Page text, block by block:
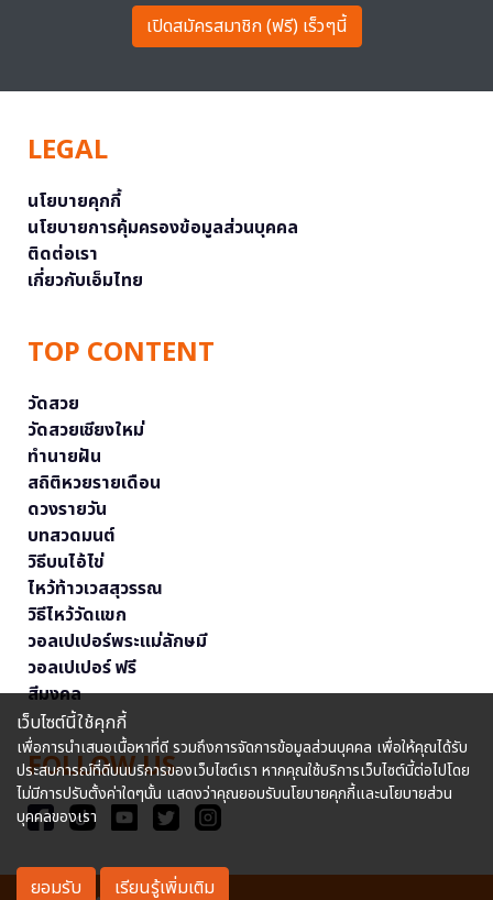
เปิดสมัครสมาชิก (ฟรี) เร็วๆนี้
LEGAL
นโยบายคุกกี้
นโยบายการคุ้มครองข้อมูลส่วนบุคคล
ติดต่อเรา
เกี่ยวกับเอ็มไทย
TOP CONTENT
วัดสวย
วัดสวยเชียงใหม่
ทำนายฝัน
สถิติหวยรายเดือน
ดวงรายวัน
บทสวดมนต์
วิธีบนไอ้ไข่
ไหว้ท้าวเวสสุวรรณ
วิธีไหว้วัดแขก
วอลเปเปอร์พระแม่ลักษมี
วอลเปเปอร์ ฟรี
สีมงคล
FOLLOW US
เว็บไซต์นี้ใช้คุกกี้
เพื่อการนำเสนอเนื้อหาที่ดี รวมถึงการจัดการข้อมูลส่วนบุคคล เพื่อให้คุณได้รับ
ประสบการณ์ที่ดีบนบริการของเว็บไซต์เรา หากคุณใช้บริการเว็บไซต์นี้ต่อไปโดย
ไม่มีการปรับตั้งค่าใดๆนั้น แสดงว่าคุณยอมรับนโยบายคุกกี้และนโยบายส่วน
บุคคลของเรา
ยอมรับ เรียนรู้เพิ่มเติม